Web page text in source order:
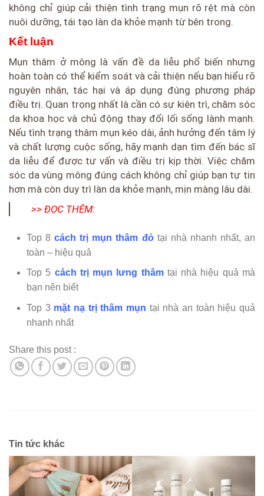
không chỉ giúp cải thiện tình trạng mụn rõ rệt mà còn
nuôi dưỡng, tái tạo làn da khỏe mạnh từ bên trong.
Kết luận
Mụn thâm ở mông là vấn đề da liễu phổ biến nhưng
hoàn toàn có thể kiểm soát và cải thiện nếu bạn hiểu rõ
nguyên nhân, tác hại và áp dụng đúng phương pháp
điều trị. Quan trọng nhất là cần có sự kiên trì, chăm sóc
da khoa học và chủ động thay đổi lối sống lành mạnh.
Nếu tình trạng thâm mụn kéo dài, ảnh hưởng đến tâm lý
và chất lượng cuộc sống, hãy mạnh dạn tìm đến bác sĩ
da liễu để được tư vấn và điều trị kịp thời. Việc chăm
sóc da vùng mông đúng cách không chỉ giúp bạn tự tin
hơn mà còn duy trì làn da khỏe mạnh, mịn màng lâu dài.
>> ĐỌC THÊM:
Top 8cách trị mụn thâm đỏtại nhà nhanh nhất, an
toàn – hiệu quả
Top 5 cách trị mụn lưng thâmtại nhà hiệu quả mà
bạn nên biết
Top 3 mặt nạ trị thâm mụn tại nhà an toàn hiệu quả
nhanh nhất
Share this post :
Tin tức khác